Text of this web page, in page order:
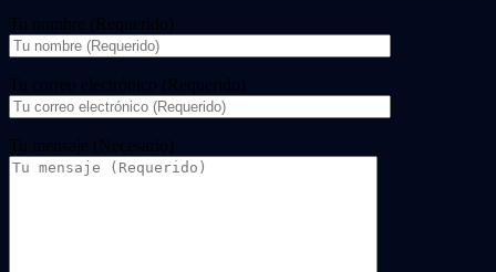
Tu nombre (Requerido)
Tu correo electrónico (Requerido)
Tu mensaje (Necesario)